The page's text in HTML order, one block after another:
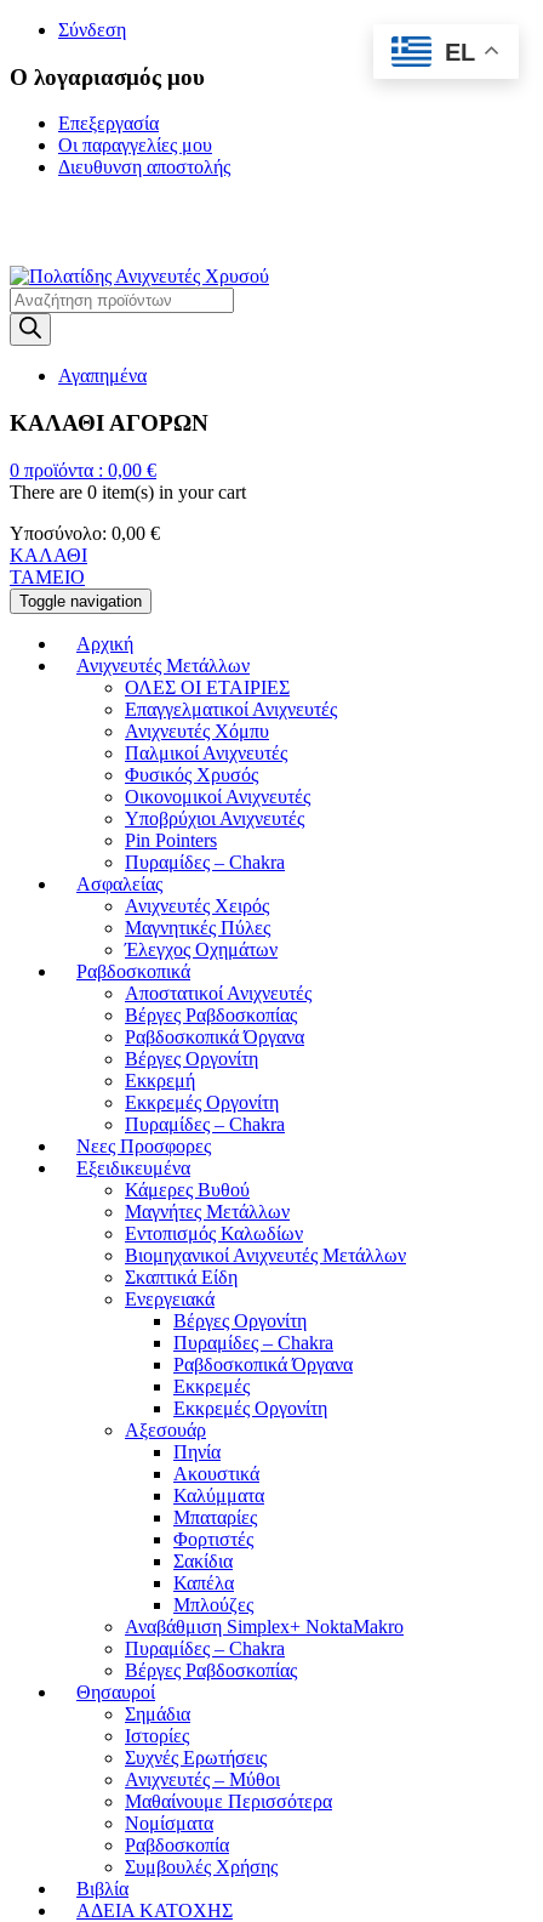
Σύνδεση
Ο λογαριασμός μου
Επεξεργασία
Οι παραγγελίες μου
Διευθυνση αποστολής
Products
search
Αγαπημένα
ΚΑΛΑΘΙ ΑΓΟΡΩΝ
0 προϊόντα : 0,00 €
There are 0 item(s) in your cart
Υποσύνολο: 0,00 €
ΚΑΛΑΘΙ
ΤΑΜΕΙΟ
Toggle navigation
Αρχική
Ανιχνευτές Μετάλλων
ΟΛΕΣ ΟΙ ΕΤΑΙΡΙΕΣ
Επαγγελματικοί Ανιχνευτές
Ανιχνευτές Χόμπυ
Παλμικοί Ανιχνευτές
Φυσικός Χρυσός
Οικονομικοί Ανιχνευτές
Υποβρύχιοι Ανιχνευτές
Pin Pointers
Πυραμίδες – Chakra
Ασφαλείας
Ανιχνευτές Χειρός
Μαγνητικές Πύλες
Έλεγχος Οχημάτων
Ραβδοσκοπικά
Αποστατικοί Ανιχνευτές
Βέργες Ραβδοσκοπίας
Ραβδοσκοπικά Όργανα
Βέργες Οργονίτη
Εκκρεμή
Εκκρεμές Οργονίτη
Πυραμίδες – Chakra
Νεες Προσφορες
Εξειδικευμένα
Κάμερες Βυθού
Μαγνήτες Μετάλλων
Εντοπισμός Καλωδίων
Βιομηχανικοί Ανιχνευτές Μετάλλων
Σκαπτικά Είδη
Ενεργειακά
Βέργες Οργονίτη
Πυραμίδες – Chakra
Ραβδοσκοπικά Όργανα
Εκκρεμές
Εκκρεμές Οργονίτη
Αξεσουάρ
Πηνία
Ακουστικά
Καλύμματα
Μπαταρίες
Φορτιστές
Σακίδια
Καπέλα
Μπλούζες
Αναβάθμιση Simplex+ NoktaMakro
Πυραμίδες – Chakra
Βέργες Ραβδοσκοπίας
Θησαυροί
Σημάδια
Ιστορίες
Συχνές Ερωτήσεις
Ανιχνευτές – Μύθοι
Μαθαίνουμε Περισσότερα
Νομίσματα
Ραβδοσκοπία
Συμβουλές Χρήσης
Βιβλία
ΑΔΕΙΑ ΚΑΤΟΧΗΣ
EL